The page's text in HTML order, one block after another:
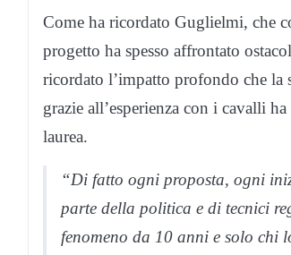
Come ha ricordato Guglielmi, che
progetto ha spesso affrontato
ricordato l’impatto profondo che la
grazie all’esperienza con i cavalli
laurea.
“Di fatto ogni proposta, ogni
parte della politica e di tecnici
fenomeno da 10 anni e solo chi